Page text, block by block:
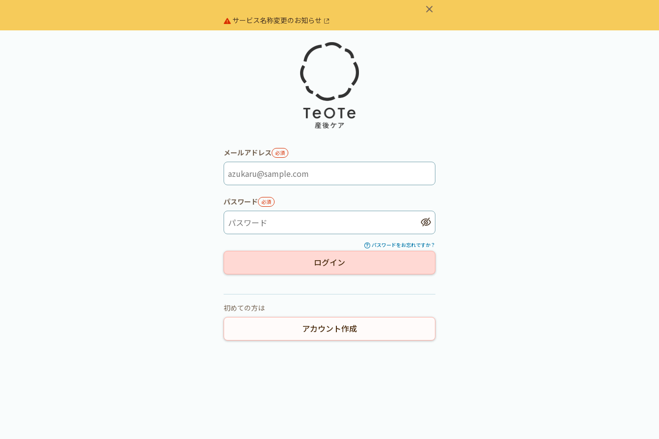
サービス名称変更のお知らせ
メールアドレス 必須
パスワード 必須
パスワードをお忘れですか？
初めての方は
アカウント作成